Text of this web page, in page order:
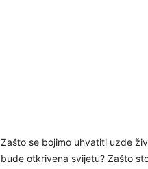
Zašto se bojimo uhvatiti uzde
bude otkrivena svijetu? Zašto